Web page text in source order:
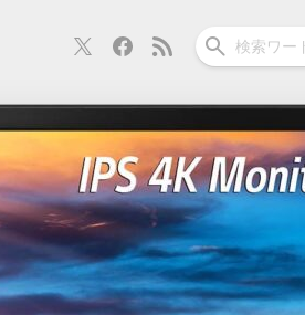
車・バイク オーディオ 充電関連
iPad Mac Android コラム ガ